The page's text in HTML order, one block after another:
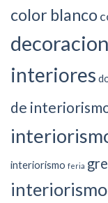
color blanco
decoracion
interiores
de
interiorismo feria
interiorismo